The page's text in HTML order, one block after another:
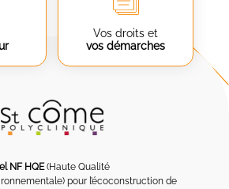
Vos droits et
vos démarches
NF HQE(Haute Qualité
pour l’écoconstruction de